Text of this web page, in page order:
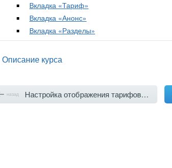
Вкладка «Тариф»
Вкладка «Анонс»
Вкладка «Разделы»
Описание курса
назад Настройка отображения тарифов в каталоге товаров и услуг